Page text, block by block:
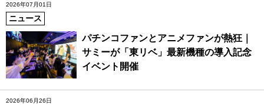
2026年07月01日
ニュース
パチンコファンとアニメファンが熱狂｜
サミーが「東リベ」最新機種の導入記念
イベント開催
2026年06月26日